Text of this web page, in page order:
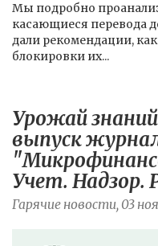
Мы подробно
касающиеся перевода
дали рекомендации,
блокировки их...
Урожай
выпуск
Учет. Надзор.
Гарячие новости, 03